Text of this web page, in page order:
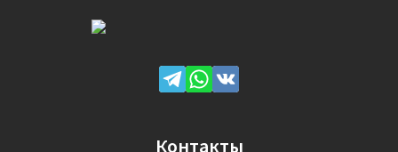
Контакты